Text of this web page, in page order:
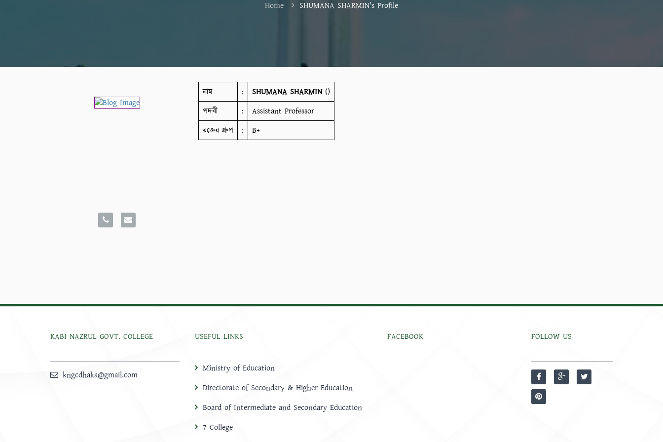
Home SHUMANA SHARMIN's Profile
নাম : SHUMANA SHARMIN()
পদবী
:
Assistant Professor
রক্তের গ্রুপ
: B+
KABI NAZRUL GOVT. COLLEGE
kngcdhaka@gmail.com
USEFUL LINKS
Ministry of Education
Directorate of Secondary & Higher Education
Board of Intermediate and Secondary Education
7 College
FACEBOOK FOLLOW US